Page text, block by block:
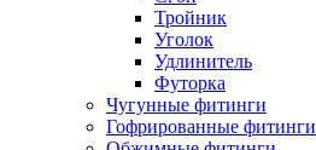
Тройник
Уголок
Удлинитель
Футорка
Чугунные фитинги
Гофрированные фитинги